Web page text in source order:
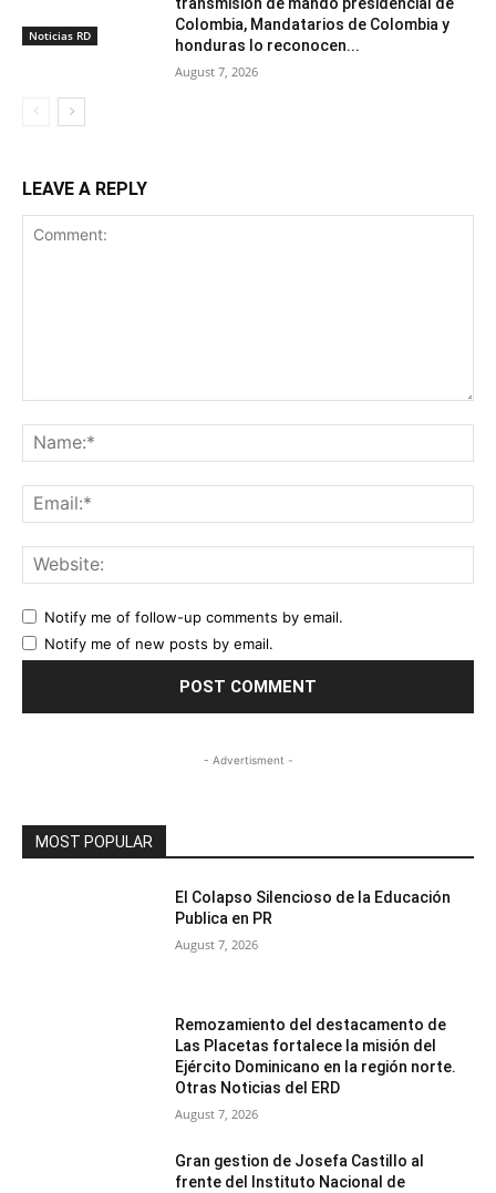
Noticias RD
Colombia, Mandatarios de Colombia y
honduras lo reconocen...
August 7, 2026
LEAVE A REPLY
Notify me of follow-up comments by email.
Notify me of new posts by email.
- Advertisment -
MOST POPULAR
El Colapso Silencioso de la Educación
Publica en PR
August 7, 2026
Remozamiento del destacamento de
Las Placetas fortalece la misión del
Ejército Dominicano en la región norte.
Otras Noticias del ERD
August 7, 2026
Gran gestion de Josefa Castillo al
frente del Instituto Nacional de